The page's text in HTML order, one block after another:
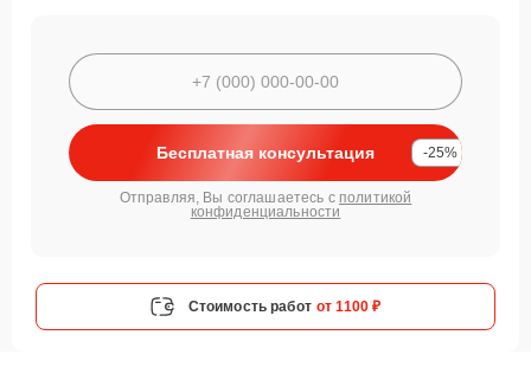
Бесплатная консультация -25%
Отправляя, Вы соглашаетесь с политикой
конфиденциальности
Стоимость работ от 1100 ₽